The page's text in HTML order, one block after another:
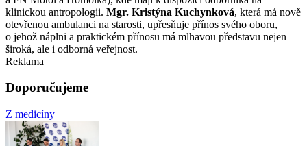
klinickou antropologii. Mgr. Kristýna Kuchynková, která má nově
otevřenou ambulanci na starosti, upřesňuje přínos svého oboru,
o jehož náplni a praktickém přínosu má mlhavou představu nejen
široká, ale i odborná veřejnost.
Reklama
Doporučujeme
Z medicíny